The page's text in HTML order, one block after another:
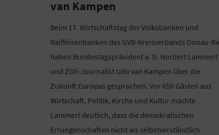
van Kampen
Beim 17. Wirtschaftstag der Volksbanken und
Raiffeisenbanken des GVB-Kreisverbands Donau-
haben Bundestagspräsident a. D. Norbert Lammert
und ZDF-Journalist Udo van Kampen über die
Zukunft Europas gesprochen. Vor 650 Gästen aus
Wirtschaft, Politik, Kirche und Kultur machte
Lammert deutlich, dass die demokratischen
Errungenschaften nicht als selbstverständlich